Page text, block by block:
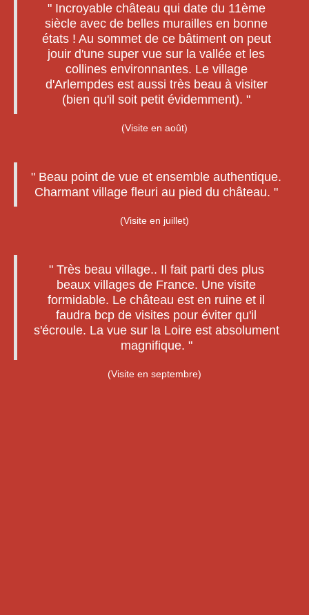
" Incroyable château qui date du 11ème
siècle avec de belles murailles en bonne
états ! Au sommet de ce bâtiment on peut
jouir d'une super vue sur la vallée et les
collines environnantes. Le village
d'Arlempdes est aussi très beau à visiter
(bien qu'il soit petit évidemment). "
(Visite en août)
" Beau point de vue et ensemble authentique.
Charmant village fleuri au pied du château. "
(Visite en juillet)
" Très beau village.. Il fait parti des plus
beaux villages de France. Une visite
formidable. Le château est en ruine et il
faudra bcp de visites pour éviter qu'il
s'écroule. La vue sur la Loire est absolument
magnifique. "
(Visite en septembre)